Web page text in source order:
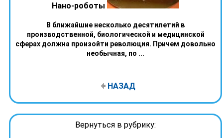
Нано-роботы
В ближайшие несколько десятилетий в
производственной, биологической и медицинской
сферах должна произойти революция. Причем довольно
необычная, по ...
НАЗАД
Вернуться в рубрику: